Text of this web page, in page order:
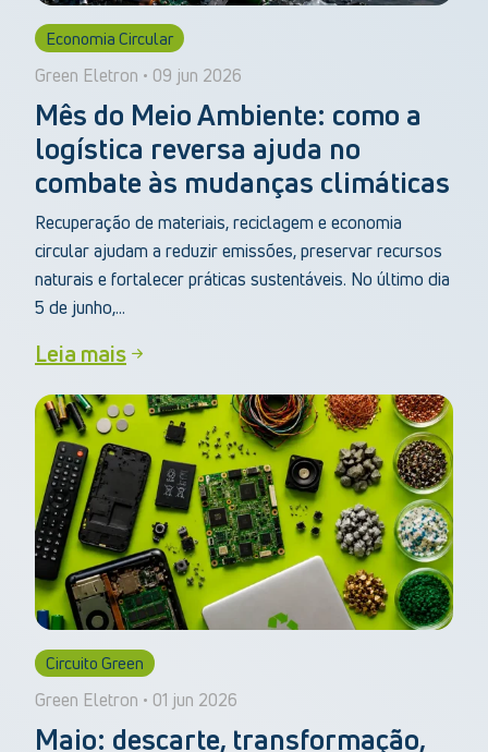
Economia Circular
Green Eletron • 09 jun 2026
Mês do Meio Ambiente: como a
logística reversa ajuda no
combate às mudanças climáticas
Recuperação de materiais, reciclagem e economia
circular ajudam a reduzir emissões, preservar recursos
naturais e fortalecer práticas sustentáveis. No último dia
5 de junho,...
Leia mais
Circuito Green
Green Eletron • 01 jun 2026
Maio: descarte, transformação,